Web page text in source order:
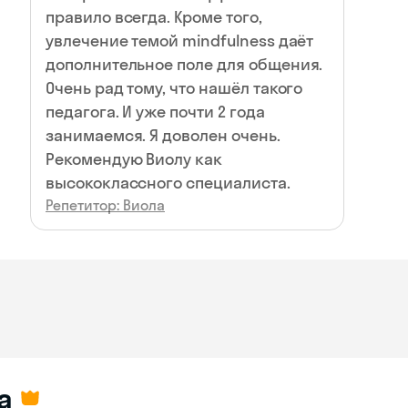
правило всегда. Кроме того,
увлечение темой mindfulness даёт
дополнительное поле для общения.
Очень рад тому, что нашёл такого
педагога. И уже почти 2 года
занимаемся. Я доволен очень.
Рекомендую Виолу как
высококлассного специалиста.
Репетитор: Виола